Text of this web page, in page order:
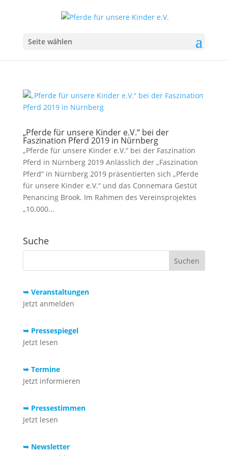
Seite wählen
„Pferde für unsere Kinder e.V.“ bei der
Faszination Pferd 2019 in Nürnberg
„Pferde für unsere Kinder e.V.“ bei der Faszination
Pferd in Nürnberg 2019 Anlässlich der „Faszination
Pferd“ in Nürnberg 2019 präsentierten sich „Pferde
für unsere Kinder e.V.“ und das Connemara Gestüt
Penancing Brook. Im Rahmen des Vereinsprojektes
„10.000...
Suche
➥ Veranstaltungen
Jetzt anmelden
➥ Pressespiegel
Jetzt lesen
➥ Termine
Jetzt informieren
➥ Pressestimmen
Jetzt lesen
➥ Newsletter